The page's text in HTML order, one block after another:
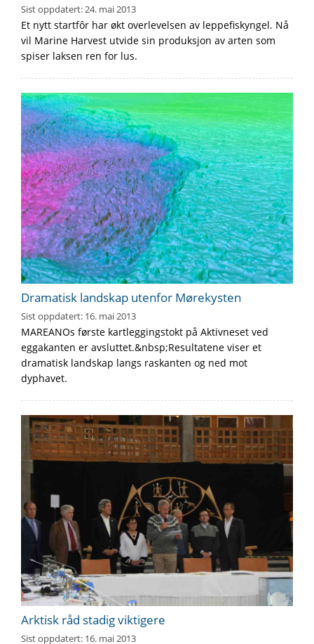
Sist oppdatert:24. mai 2013
Et nytt startfôr har økt overlevelsen av leppefiskyngel. Nå
vil Marine Harvest utvide sin produksjon av arten som
spiser laksen ren for lus.
Dramatisk landskap utenfor Mørekysten
Sist oppdatert: 16. mai 2013
MAREANOs første kartleggingstokt på Aktivneset ved
eggakanten er avsluttet.&nbsp;Resultatene viser et
dramatisk landskap langs raskanten og ned mot
dyphavet.
Arktisk råd stadig viktigere
Sist oppdatert: 16. mai 2013